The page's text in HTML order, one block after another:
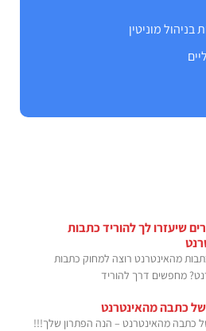
מוניטין
שיעזרו לך להוריד כתבות
מהאינטרנט רוצה למחוק כתבות
מחפשים דרך להוריד
כתבה מהאינטרנט
כתבה מהאינטרנט – הנה הפתרון שלך!!!